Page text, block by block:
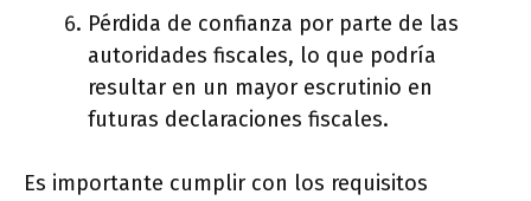
Pérdida de confianza por parte de las
autoridades fiscales, lo que podría
resultar en un mayor escrutinio en
futuras declaraciones fiscales.
Es importante cumplir con los requisitos